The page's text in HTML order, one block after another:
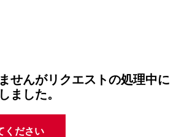
せんがリクエストの処理中に
ました。
ください